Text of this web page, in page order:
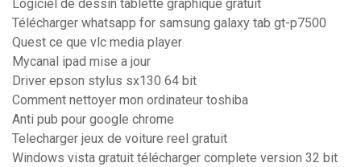
Logiciel de dessin tablette graphique gratuit
Télécharger whatsapp for samsung galaxy tab gt-p7500
Quest ce que vlc media player
Mycanal ipad mise a jour
Driver epson stylus sx130 64 bit
Comment nettoyer mon ordinateur toshiba
Anti pub pour google chrome
Telecharger jeux de voiture reel gratuit
Windows vista gratuit télécharger complete version 32 bit